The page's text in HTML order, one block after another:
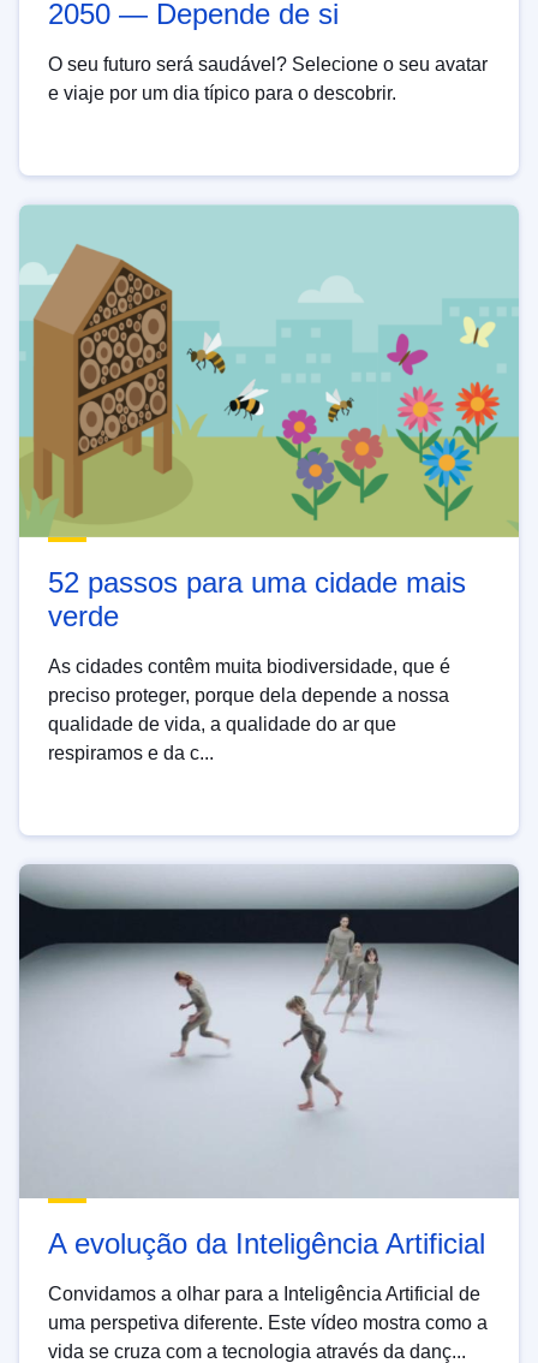
2050 — Depende de si
O seu futuro será saudável? Selecione o seu avatar
e viaje por um dia típico para o descobrir.
52 passos para uma cidade mais
verde
As cidades contêm muita biodiversidade, que é
preciso proteger, porque dela depende a nossa
qualidade de vida, a qualidade do ar que
respiramos e da c...
A evolução da Inteligência Artificial
Convidamos a olhar para a Inteligência Artificial de
uma perspetiva diferente. Este vídeo mostra como a
vida se cruza com a tecnologia através da danç...